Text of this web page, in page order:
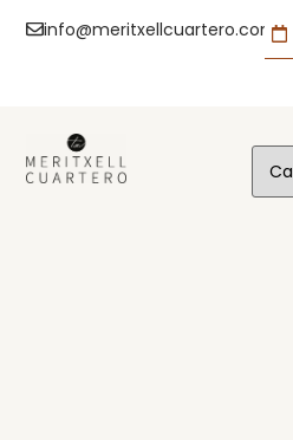
info@meritxellcuartero.com